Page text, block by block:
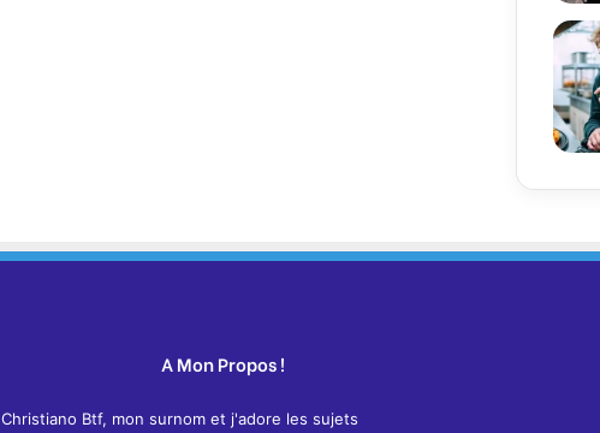
A Mon Propos !
Christiano Btf, mon surnom et j'adore les sujets